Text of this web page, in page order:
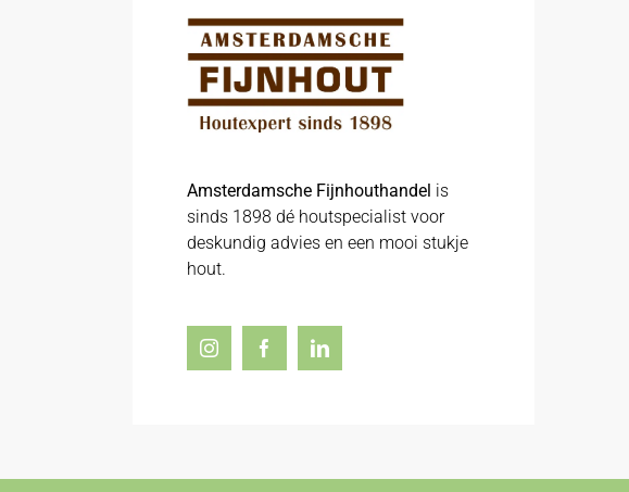
Amsterdamsche Fijnhouthandel is
sinds 1898 dé houtspecialist voor
deskundig advies en een mooi stukje
hout.